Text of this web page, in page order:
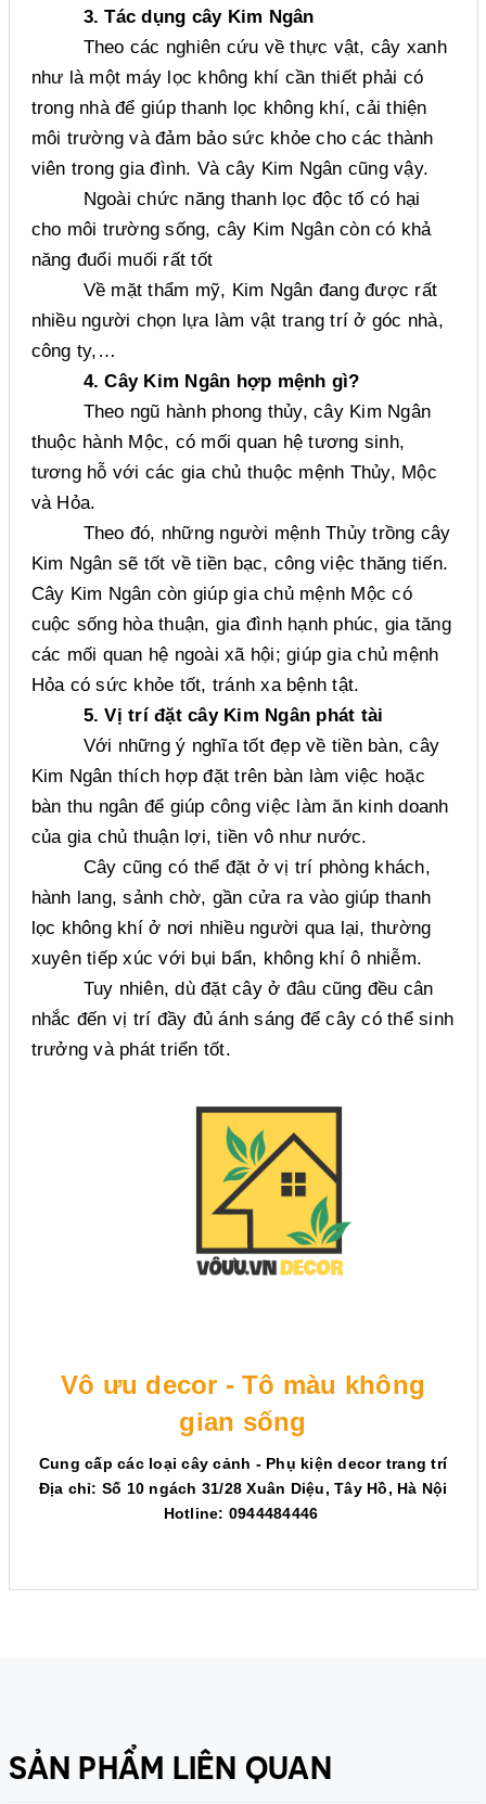
3. Tác dụng cây Kim Ngân
Theo các nghiên cứu về thực vật, cây xanh
như là một máy lọc không khí cần thiết phải có
trong nhà để giúp thanh lọc không khí, cải thiện
môi trường và đảm bảo sức khỏe cho các thành
viên trong gia đình. Và cây Kim Ngân cũng vậy.
Ngoài chức năng thanh lọc độc tố có hại
cho môi trường sống, cây Kim Ngân còn có khả
năng đuổi muối rất tốt
Về mặt thẩm mỹ, Kim Ngân đang được rất
nhiều người chọn lựa làm vật trang trí ở góc nhà,
công ty,…
4. Cây Kim Ngân hợp mệnh gì?
Theo ngũ hành phong thủy, cây Kim Ngân
thuộc hành Mộc, có mối quan hệ tương sinh,
tương hỗ với các gia chủ thuộc mệnh Thủy, Mộc
và Hỏa.
Theo đó, những người mệnh Thủy trồng cây
Kim Ngân sẽ tốt về tiền bạc, công việc thăng tiến.
Cây Kim Ngân còn giúp gia chủ mệnh Mộc có
cuộc sống hòa thuận, gia đình hạnh phúc, gia tăng
các mối quan hệ ngoài xã hội; giúp gia chủ mệnh
Hỏa có sức khỏe tốt, tránh xa bệnh tật.
5. Vị trí đặt cây Kim Ngân phát tài
Với những ý nghĩa tốt đẹp về tiền bàn, cây
Kim Ngân thích hợp đặt trên bàn làm việc hoặc
bàn thu ngân để giúp công việc làm ăn kinh doanh
của gia chủ thuận lợi, tiền vô như nước.
Cây cũng có thể đặt ở vị trí phòng khách,
hành lang, sảnh chờ, gần cửa ra vào giúp thanh
lọc không khí ở nơi nhiều người qua lại, thường
xuyên tiếp xúc với bụi bẩn, không khí ô nhiễm.
Tuy nhiên, dù đặt cây ở đâu cũng đều cân
nhắc đến vị trí đầy đủ ánh sáng để cây có thể sinh
trưởng và phát triển tốt.
Vô ưu decor - Tô màu không
gian sống
Cung cấp các loại cây cảnh - Phụ kiện decor trang trí
Địa chỉ: Số 10 ngách 31/28 Xuân Diệu, Tây Hồ, Hà Nội
Hotline: 0944484446
SẢN PHẨM LIÊN QUAN